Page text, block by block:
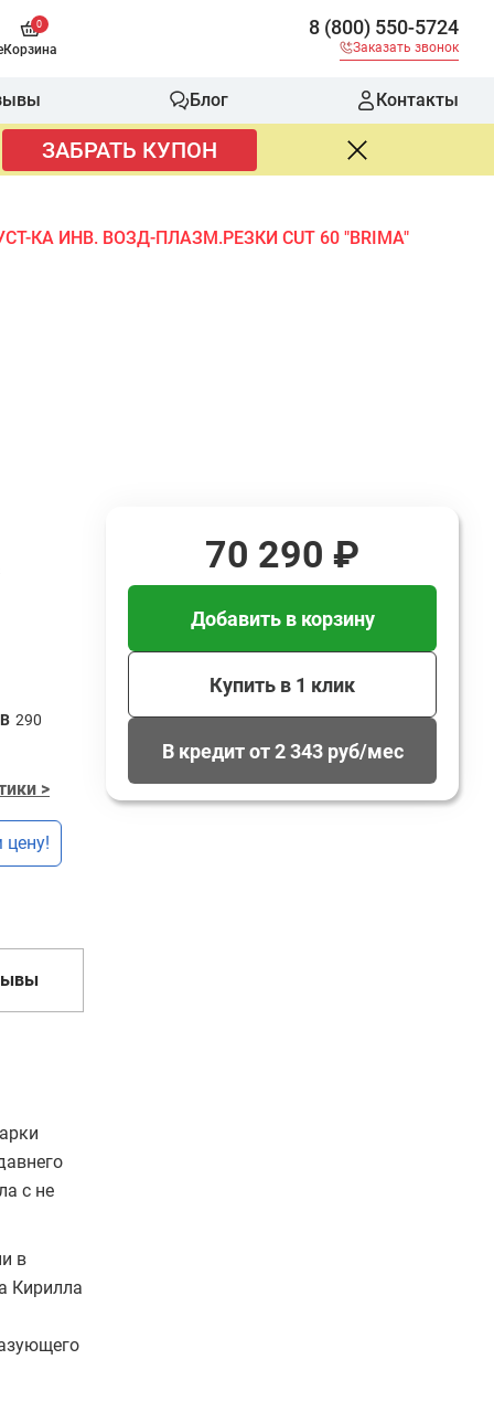
0
Корзина
8 (800) 550-5724
Заказать звонок
Блог Контакты
ЗАБРАТЬ КУПОН
КА ИНВ. ВОЗД-ПЛАЗМ.РЕЗКИ CUT 60 "BRIMA"
290
>
с не
в
Кирилла
70 290 ₽
Добавить в корзину
Купить в 1 клик
В кредит от 2 343 руб/мес